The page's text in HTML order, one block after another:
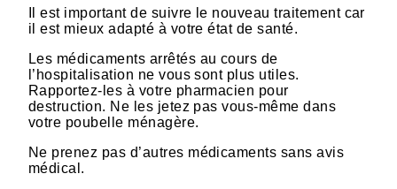
Il est important de suivre le nouveau traitement car
il est mieux adapté à votre état de santé.
Les médicaments arrêtés au cours de
l’hospitalisation ne vous sont plus utiles.
Rapportez-les à votre pharmacien pour
destruction. Ne les jetez pas vous-même dans
votre poubelle ménagère.
Ne prenez pas d’autres médicaments sans avis
médical.